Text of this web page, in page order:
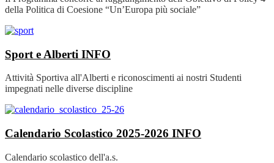
della Politica di Coesione “Un’Europa più sociale”
Sport e Alberti INFO
Attività Sportiva all'Alberti e riconoscimenti ai nostri Studenti
impegnati nelle diverse discipline
Calendario Scolastico 2025-2026 INFO
Calendario scolastico dell'a.s.